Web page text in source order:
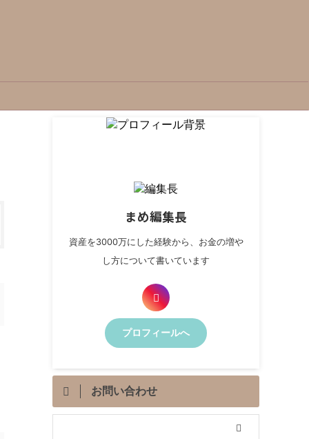
まめ編集長
資産を3000万にした経験から、お金の増や
し方について書いています
プロフィールへ
お問い合わせ